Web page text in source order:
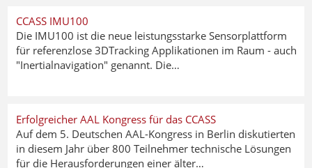
CCASS IMU100
Die IMU100 ist die neue leistungsstarke Sensorplattform
für referenzlose 3DTracking Applikationen im Raum - auch
"Inertialnavigation" genannt. Die…
Erfolgreicher AAL Kongress für das CCASS
Auf dem 5. Deutschen AAL-Kongress in Berlin diskutierten
in diesem Jahr über 800 Teilnehmer technische Lösungen
für die Herausforderungen einer älter…